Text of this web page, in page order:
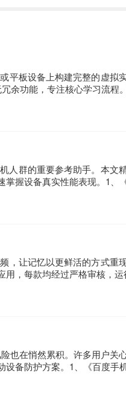
平板设备上构建完整的虚拟
余功能，专注核心学习流程
人群的重要参考助手。本文
握设备真实性能表现。1、
，让记忆以更鲜活的方式重
用，每款均经过严格审核，
也在悄然累积。许多用户关
设备防护方案。1、《百度手